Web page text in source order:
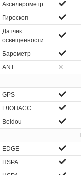
Акселерометр
Гироскоп
Датчик
освещенности
Барометр
ANT+
GPS
ГЛОНАСС
Beidou
EDGE
HSPA